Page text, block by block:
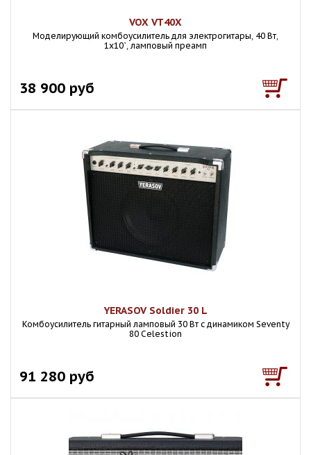
VOX VT40X
Моделирующий комбоусилитель для электрогитары, 40 Вт,
1x10`, ламповый преамп
38 900 руб
YERASOV Soldier 30 L
Комбоусилитель гитарный ламповый 30 Вт с динамиком Seventy
80 Celestion
91 280 руб